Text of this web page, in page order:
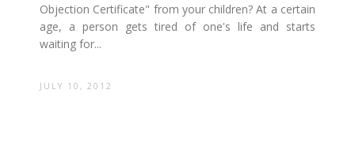
Objection Certificate" from your children? At a certain
age, a person gets tired of one's life and starts
waiting for...
JULY 10, 2012